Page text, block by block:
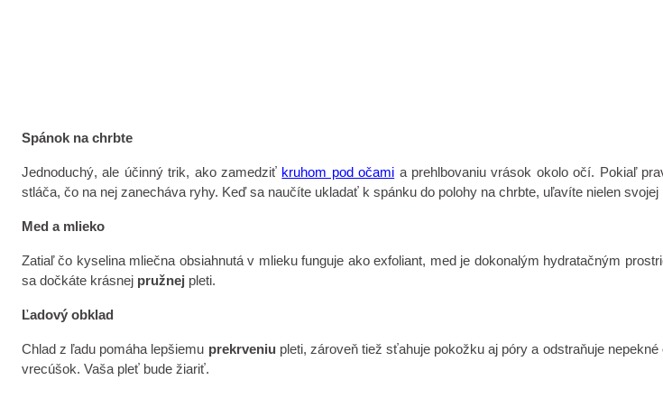
Spánok na chrbte
Jednoduchý, ale účinný trik, ako zamedziť kruhom pod očami a prehlbovaniu vrások okolo očí. Pokiaľ
stláča, čo na nej zanecháva ryhy. Keď sa naučíte ukladať k spánku do polohy na chrbte, uľavíte nielen
Med a mlieko
Zatiaľ čo kyselina mliečna obsiahnutá v mlieku funguje ako exfoliant, med je dokonalým hydratačným
sa dočkáte krásnej pružnej pleti.
Ľadový obklad
Chlad z ľadu pomáha lepšiemu prekrveniu pleti, zároveň tiež sťahuje pokožku aj póry a odstraňuje nepekné
vrecúšok. Vaša pleť bude žiariť.